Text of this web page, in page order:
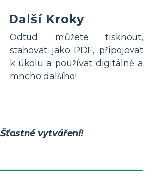
Další Kroky
Odtud můžete tisknout,
stahovat jako PDF, připojovat
k úkolu a používat digitálně a
mnoho dalšího!
Šťastné vytváření!